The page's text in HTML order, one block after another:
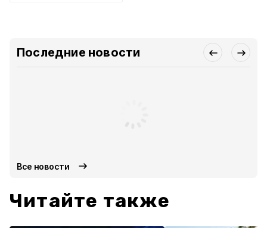
Последние новости
Все новости
Читайте также